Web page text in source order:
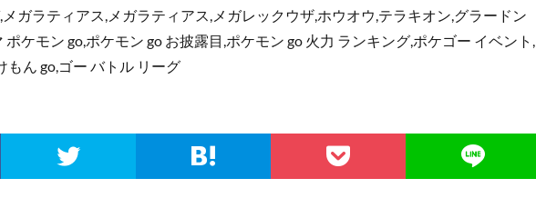
ガラティアス,メガラティアス,メガレックウザ,ホウオウ,テラキオン,グラードン
ポケモン go,ポケモン go お披露目,ポケモン go 火力 ランキング,ポケゴー イベント,
もん go,ゴー バトル リーグ